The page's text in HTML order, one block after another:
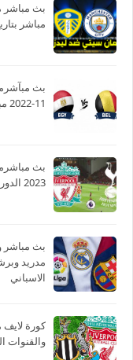
بث مباشر
مباشر بتاريخ 14-12-2021 الدوري
11-2022 مباراة ودية
2023 الدوري الانجليزي
بث مباشر
الاسباني
كورة لايف
والقنوات